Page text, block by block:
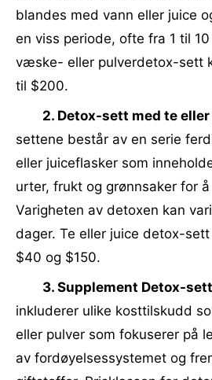
blandes med vann eller juice
en viss periode, ofte fra 1 til
væske- eller pulverdetox-sett
til $200.
2. Detox-sett med te
settene består av en serie
eller juiceflasker som
urter, frukt og grønnsaker for
Varigheten av detoxen kan
dager. Te eller juice detox-
$40 og $150.
3. Supplement Detox-
inkluderer ulike kosttilskudd
eller pulver som fokuserer på
av fordøyelsessystemet og